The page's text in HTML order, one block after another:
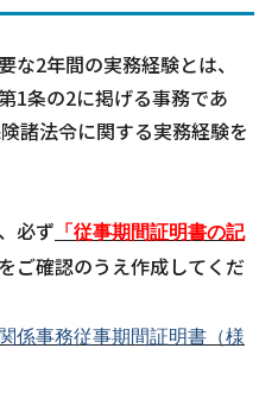
な2年間の実務経験とは、
1条の2に掲げる事務であ
諸法令に関する実務経験を
必ず 「従事期間証明書の記
をご確認のうえ作成してくだ
係事務従事期間証明書（様